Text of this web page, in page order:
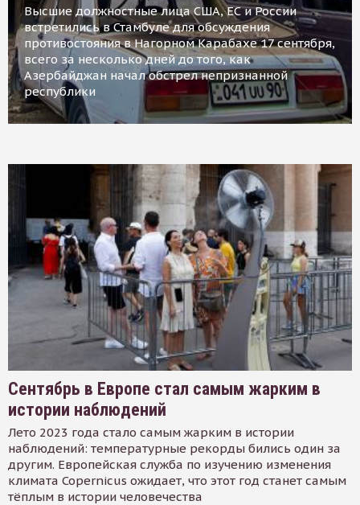
Высшие должностные лица США, ЕС и России
встретились в Стамбуле для обсуждения
противостояния в Нагорном Карабахе 17 сентября,
всего за несколько дней до того, как
Азербайджан начал обстрел непризнанной
республики
Сентябрь в Европе стал самым жарким в
истории наблюдений
Лето 2023 года стало самым жарким в истории
наблюдений: температурные рекорды бились один за
другим. Европейская служба по изучению изменения
климата Copernicus ожидает, что этот год станет самым
тёплым в истории человечества